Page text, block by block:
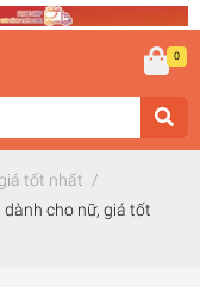
0
tốt nhất /
cho nữ, giá tốt